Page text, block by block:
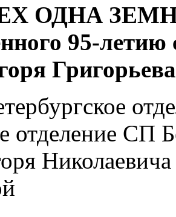
ОДНА
95-летию
отделение СП